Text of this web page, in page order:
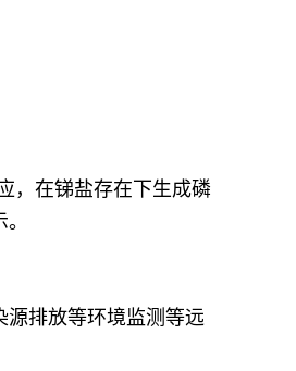
，在锑盐存在下生成磷
源排放等环境监测等远